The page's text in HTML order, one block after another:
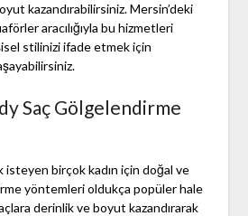
kazandırabilirsiniz. Mersin’deki
aracılığıyla bu hizmetleri
stilinizi ifade etmek için
Saç Gölgelendirme
isteyen birçok kadın için doğal ve
yöntemleri oldukça popüler hale
derinlik ve boyut kazandırarak